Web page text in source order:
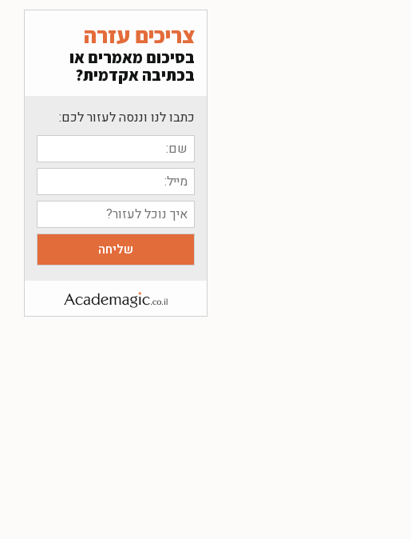
צריכים עזרה
בסיכום מאמרים או
בכתיבה אקדמית?
כתבו לנו וננסה לעזור לכם: